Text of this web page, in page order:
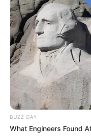
8. Fisioterapeuta
BUZZ DAY
What Engineers Found